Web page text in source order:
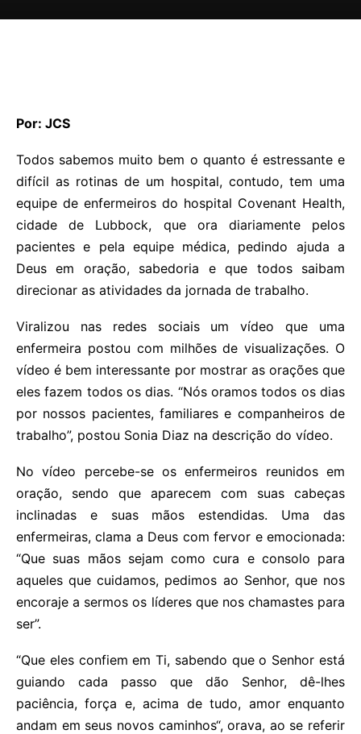
Por: JCS
Todos sabemos muito bem o quanto é estressante e
difícil as rotinas de um hospital, contudo, tem uma
equipe de enfermeiros do hospital Covenant Health,
cidade de Lubbock, que ora diariamente pelos
pacientes e pela equipe médica, pedindo ajuda a
Deus em oração, sabedoria e que todos saibam
direcionar as atividades da jornada de trabalho.
Viralizou nas redes sociais um vídeo que uma
enfermeira postou com milhões de visualizações. O
vídeo é bem interessante por mostrar as orações que
eles fazem todos os dias. “Nós oramos todos os dias
por nossos pacientes, familiares e companheiros de
trabalho”, postou Sonia Diaz na descrição do vídeo.
No vídeo percebe-se os enfermeiros reunidos em
oração, sendo que aparecem com suas cabeças
inclinadas e suas mãos estendidas. Uma das
enfermeiras, clama a Deus com fervor e emocionada:
“Que suas mãos sejam como cura e consolo para
aqueles que cuidamos, pedimos ao Senhor, que nos
encoraje a sermos os líderes que nos chamastes para
ser”.
“Que eles confiem em Ti, sabendo que o Senhor está
guiando cada passo que dão Senhor, dê-lhes
paciência, força e, acima de tudo, amor enquanto
andam em seus novos caminhos“, orava, ao se referir